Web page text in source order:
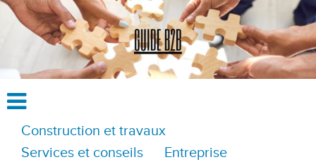
Construction et travaux
Services et conseils
Entreprise